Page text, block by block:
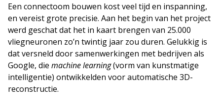
Een connectoom bouwen kost veel tijd en inspanning,
en vereist grote precisie. Aan het begin van het project
werd geschat dat het in kaart brengen van 25.000
vliegneuronen zo’n twintig jaar zou duren. Gelukkig is
dat versneld door samenwerkingen met bedrijven als
Google, die machine learning(vorm van kunstmatige
intelligentie) ontwikkelden voor automatische 3D-
reconstructie.